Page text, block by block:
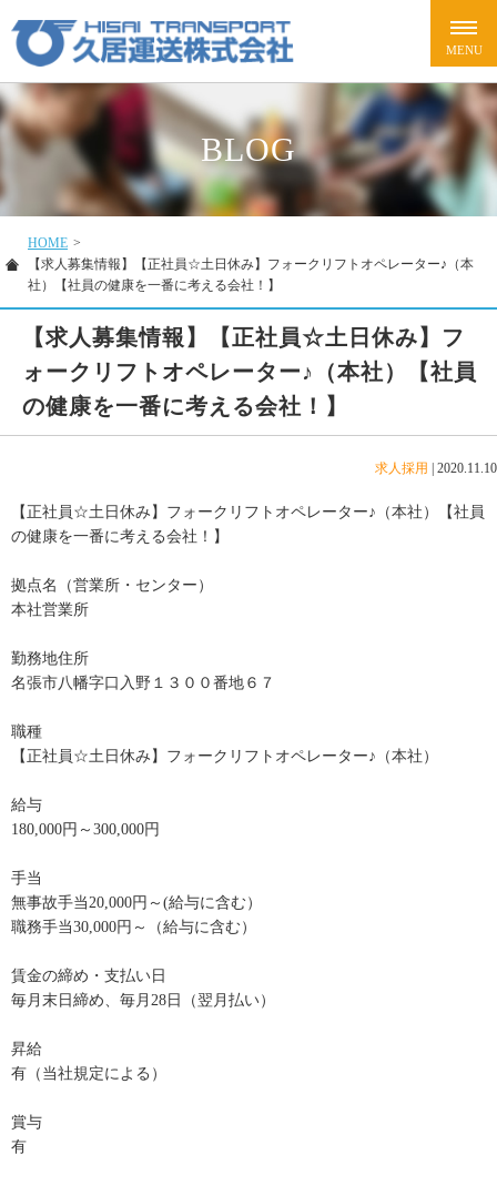
BLOG
HOME >
【求人募集情報】【正社員☆土日休み】フォークリフトオペレーター♪（本
社）【社員の健康を一番に考える会社！】
【求人募集情報】【正社員☆土日休み】フ
ォークリフトオペレーター♪（本社）【社員
の健康を一番に考える会社！】
求人採用 2020.11.10
【正社員☆土日休み】フォークリフトオペレーター♪（本社）【社員
の健康を一番に考える会社！】
拠点名（営業所・センター）
本社営業所
勤務地住所
名張市八幡字口入野１３００番地６７
職種
【正社員☆土日休み】フォークリフトオペレーター♪（本社）
給与
180,000円～300,000円
手当
無事故手当20,000円～(給与に含む）
職務手当30,000円～（給与に含む）
賃金の締め・支払い日
毎月末日締め、毎月28日（翌月払い）
昇給
有（当社規定による）
賞与
有